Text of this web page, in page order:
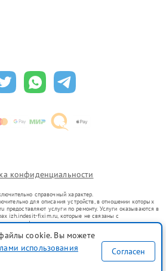
конфиденциальности
справочный характер.
для описания устройств, в отношении которых
услуги по ремонту. Услуги оказываются в
izh.indesit-fixim.ru, которые не связаны с
или их официальными представителями.
уже введенных в гражданский оборот в соответствии
цели индивидуализации услуг или введения
для информирования о предоставляемых услугах по
не является публичной офертой, определяемой
cookie. Вы можете
использования
Согласен